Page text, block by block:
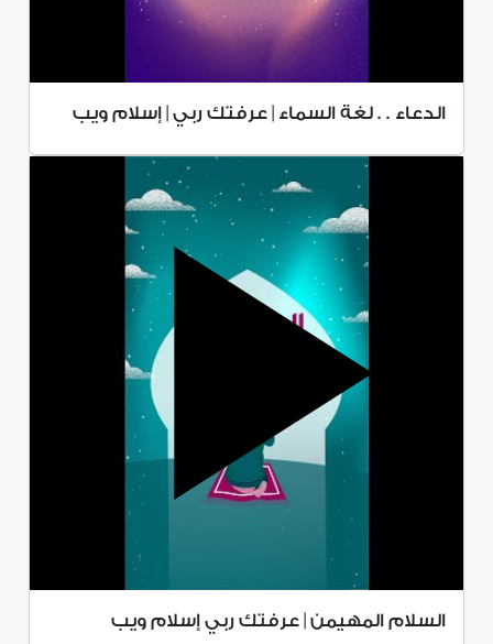
الدعاء . . لغة السماء | عرفتك ربي | إسلام ويب
السلام المهيمن | عرفتك ربي إسلام ويب